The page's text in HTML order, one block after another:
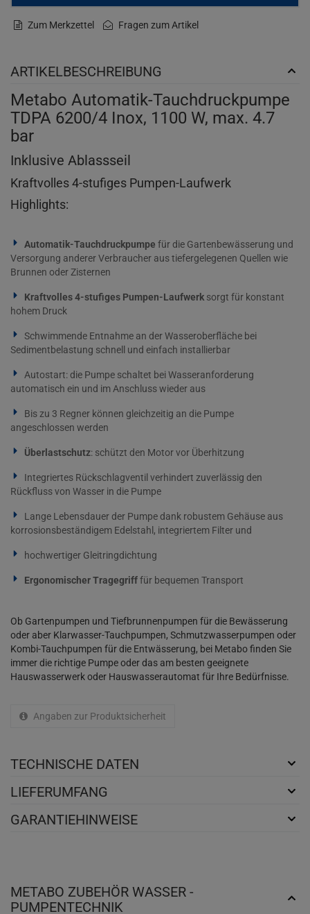
Zum Merkzettel Fragen zum Artikel
ARTIKELBESCHREIBUNG
Metabo Automatik-Tauchdruckpumpe
TDPA 6200/4 Inox, 1100 W, max. 4.7
bar
Inklusive Ablassseil
Kraftvolles 4-stufiges Pumpen-Laufwerk
Highlights:
Automatik-Tauchdruckpumpe für die Gartenbewässerung und
Versorgung anderer Verbraucher aus tiefergelegenen Quellen wie
Brunnen oder Zisternen
Kraftvolles 4-stufiges Pumpen-Laufwerk sorgt für konstant
hohem Druck
Schwimmende Entnahme an der Wasseroberfläche bei
Sedimentbelastung schnell und einfach installierbar
Autostart: die Pumpe schaltet bei Wasseranforderung
automatisch ein und im Anschluss wieder aus
Bis zu 3 Regner können gleichzeitig an die Pumpe
angeschlossen werden
Überlastschutz: schützt den Motor vor Überhitzung
Integriertes Rückschlagventil verhindert zuverlässig den
Rückfluss von Wasser in die Pumpe
Lange Lebensdauer der Pumpe dank robustem Gehäuse aus
korrosionsbeständigem Edelstahl, integriertem Filter und
hochwertiger Gleitringdichtung
Ergonomischer Tragegrifffür bequemen Transport
Ob Gartenpumpen und Tiefbrunnenpumpen für die Bewässerung
oder aber Klarwasser-Tauchpumpen, Schmutzwasserpumpen oder
Kombi-Tauchpumpen für die Entwässerung, bei Metabo finden Sie
immer die richtige Pumpe oder das am besten geeignete
Hauswasserwerk oder Hauswasserautomat für Ihre Bedürfnisse.
Angaben zur Produktsicherheit
TECHNISCHE DATEN
LIEFERUMFANG
GARANTIEHINWEISE
METABO ZUBEHÖR WASSER -
PUMPENTECHNIK